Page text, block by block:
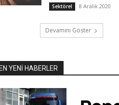
Sektörel 8 Aralık 2020
Devamını Göster
YENİ HABERLER